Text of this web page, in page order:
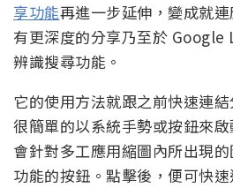
享功能再進一步延伸，變成就
有更深度的分享乃至於 Google
辨識搜尋功能。
它的使用方法就跟之前快速連
很簡單的以系統手勢或按鈕來
會針對多工應用縮圖內所出現
功能的按鈕。點擊後，便可快